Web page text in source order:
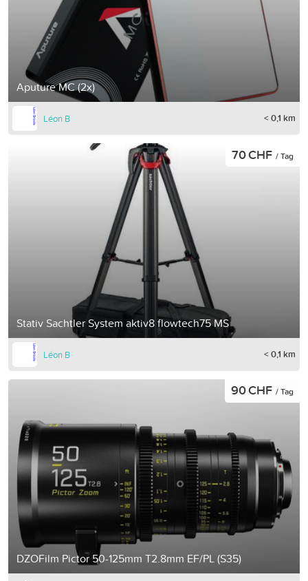
Aputure MC (2x)
Léon B < 0,1 km
Stativ Sachtler System aktiv8 flowtech75 MS
70 CHF / Tag
Léon B < 0,1 km
DZOFilm Pictor 50-125mm T2.8mm EF/PL (S35)
90 CHF / Tag